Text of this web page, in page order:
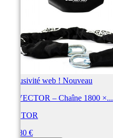
Exclusivité web ! Nouveau
Kit VECTOR – Chaîne 1800 ×...
VECTOR
164,80 €